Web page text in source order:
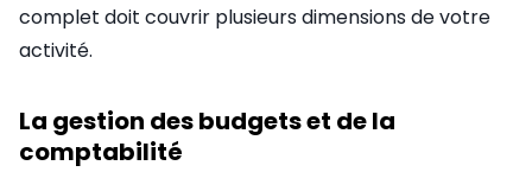
complet doit couvrir plusieurs dimensions de votre
activité.
La gestion des budgets et de la
comptabilité